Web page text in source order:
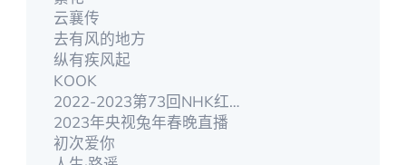
云襄传
去有风的地方
纵有疾风起
KOOK
2022-2023第73回NHK红白歌合戰
2023年央视兔年春晚直播
初次爱你